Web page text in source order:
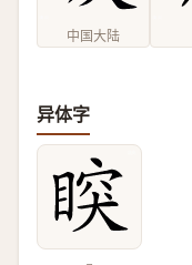
中国大陆
异体字